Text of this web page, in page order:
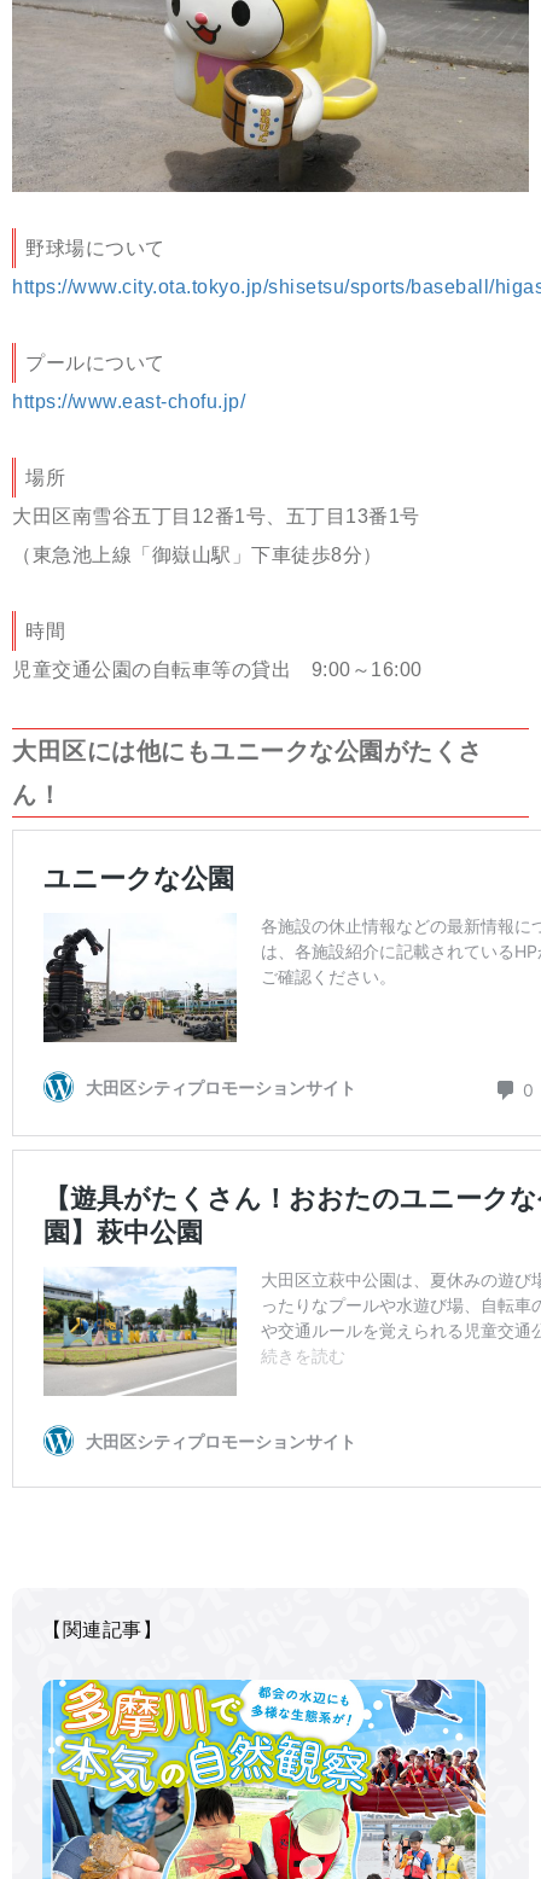
野球場について
https://www.city.ota.tokyo.jp/shisetsu/sports/baseball/
プールについて
https://www.east-chofu.jp/
場所
大田区南雪谷五丁目12番1号、五丁目13番1号
（東急池上線「御嶽山駅」下車徒歩8分）
時間
児童交通公園の自転車等の貸出 9:00 ～ 16:00
大田区には他にもユニークな公園がたくさ
ん！
【関連記事】